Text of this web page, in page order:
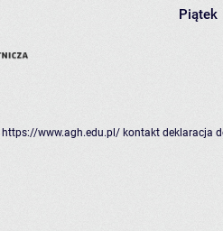
Piątek
https://www.agh.edu.pl/ kontakt deklaracja